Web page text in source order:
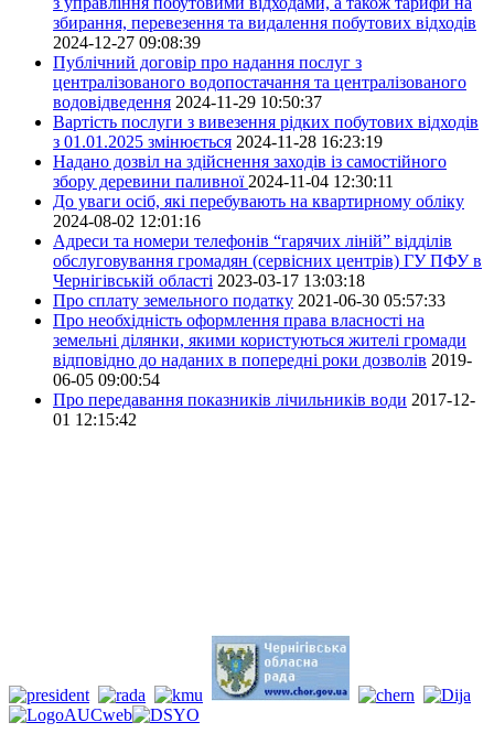
збирання, перевезення та видалення побутових відходів
2024-12-27 09:08:39
Публічний договір про надання послуг з
централізованого водопостачання та централізованого
водовідведення 2024-11-29 10:50:37
Вартість послуги з вивезення рідких побутових відходів
з 01.01.2025 змінюється 2024-11-28 16:23:19
Надано дозвіл на здійснення заходів із самостійного
збору деревини паливної 2024-11-04 12:30:11
До уваги осіб, які перебувають на квартирному обліку
2024-08-02 12:01:16
Адреси та номери телефонів “гарячих ліній” відділів
обслуговування громадян (сервісних центрів) ГУ ПФУ в
Чернігівській області 2023-03-17 13:03:18
Про сплату земельного податку 2021-06-30 05:57:33
Про необхідність оформлення права власності на
земельні ділянки, якими користуються жителі громади
відповідно до наданих в попередні роки дозволів 2019-
06-05 09:00:54
Про передавання показників лічильників води 2017-12-
01 12:15:42